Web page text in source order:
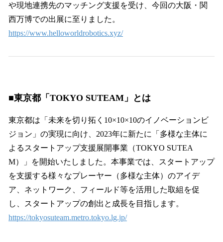
や現地連携先のマッチング支援を受け、今回の大阪・関
西万博での出展に至りました。
https://www.helloworldrobotics.xyz/
■東京都「TOKYO SUTEAM」とは
東京都は「未来を切り拓く10×10×10のイノベーションビ
ジョン」の実現に向け、2023年に新たに「多様な主体に
よるスタートアップ支援展開事業（TOKYO SUTEA
M）」を開始いたしました。本事業では、スタートアップ
を支援する様々なプレーヤー（多様な主体）のアイデ
ア、ネットワーク、フィールド等を活用した取組を促
し、スタートアップの創出と成長を目指します。
https://tokyosuteam.metro.tokyo.lg.jp/